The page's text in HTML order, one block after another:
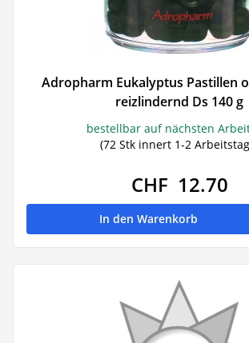
Adropharm Eukalyptus Pastillen
reizlindernd Ds 140 g
bestellbar auf nächsten
(72 Stk innert 1-2
CHF 12.70
In den Warenkorb